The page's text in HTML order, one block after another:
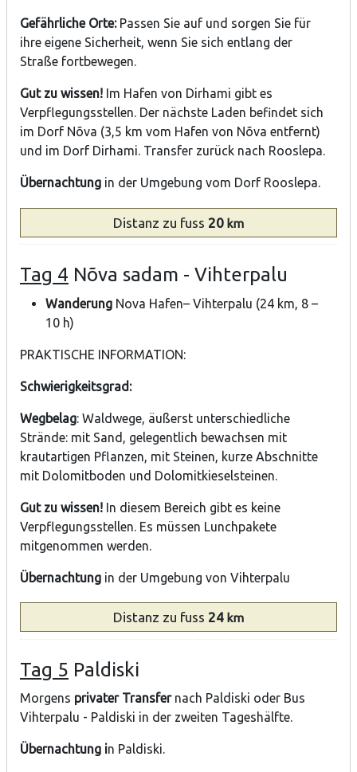
Gefährliche Orte:Passen Sie auf und sorgen Sie für
ihre eigene Sicherheit, wenn Sie sich entlang der
Straße fortbewegen.
Gut zu wissen! Im Hafen von Dirhami gibt es
Verpflegungsstellen. Der nächste Laden befindet sich
im Dorf Nõva (3,5 km vom Hafen von Nõva entfernt)
und im Dorf Dirhami. Transfer zurück nach Rooslepa.
Übernachtung in der Umgebung vom Dorf Rooslepa.
Distanz zu fuss 20 km
Tag 4 Nõva sadam - Vihterpalu
Wanderung Nova Hafen– Vihterpalu (24 km, 8 –
10 h)
PRAKTISCHE INFORMATION:
Schwierigkeitsgrad:
Wegbelag: Waldwege, äußerst unterschiedliche
Strände: mit Sand, gelegentlich bewachsen mit
krautartigen Pflanzen, mit Steinen, kurze Abschnitte
mit Dolomitboden und Dolomitkieselsteinen.
Gut zu wissen! In diesem Bereich gibt es keine
Verpflegungsstellen. Es müssen Lunchpakete
mitgenommen werden.
Übernachtung in der Umgebung von Vihterpalu
Distanz zu fuss 24 km
Tag 5 Paldiski
Morgens privater Transfernach Paldiski oder Bus
Vihterpalu - Paldiski in der zweiten Tageshälfte.
Übernachtung in Paldiski.